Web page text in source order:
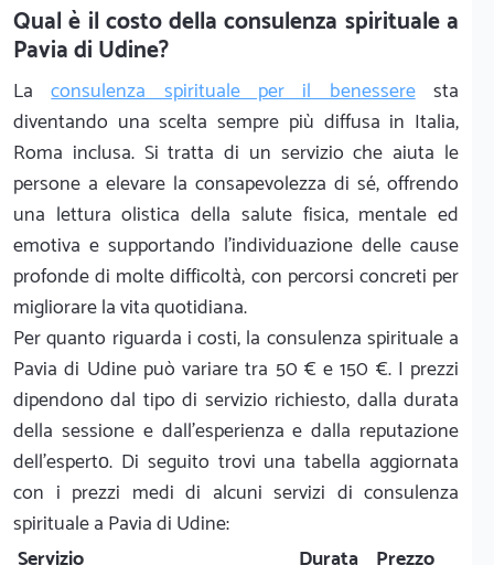
Qual è il costo della consulenza spirituale a
Pavia di Udine?
Laconsulenza spirituale per il benesseresta
diventando una scelta sempre più diffusa in Italia,
Roma inclusa. Si tratta di un servizio che aiuta le
persone a elevare la consapevolezza di sé, offrendo
una lettura olistica della salute fisica, mentale ed
emotiva e supportando l’individuazione delle cause
profonde di molte difficoltà, con percorsi concreti per
migliorare la vita quotidiana.
Per quanto riguarda i costi, la consulenza spirituale a
Pavia di Udine può variare tra 50 € e 150 €. I prezzi
dipendono dal tipo di servizio richiesto, dalla durata
della sessione e dall’esperienza e dalla reputazione
dell’espertо. Di seguito trovi una tabella aggiornata
con i prezzi medi di alcuni servizi di consulenza
spirituale a Pavia di Udine: